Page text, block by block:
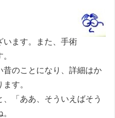
います。また、手術
のことになり、詳細はか
す。
「ああ、そういえばそう